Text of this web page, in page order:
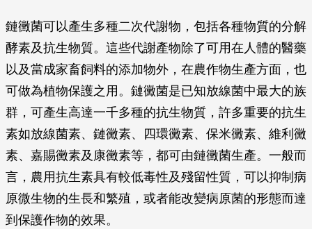
鏈黴菌可以產生多種二次代謝物，包括各種物質的分解
酵素及抗生物質。這些代謝產物除了可用在人體的醫藥
以及當成家畜飼料的添加物外，在農作物生產方面，也
可做為植物保護之用。鏈黴菌是已知放線菌中最大的族
群，可產生高達一千多種的抗生物質，許多重要的抗生
素如放線菌素、鏈黴素、四環黴素、保米黴素、維利黴
素、嘉賜黴素及康黴素等，都可由鏈黴菌生產。一般而
言，農用抗生素具有較低毒性及殘留性質，可以抑制病
原微生物的生長和繁殖，或者能改變病原菌的形態而達
到保護作物的效果。